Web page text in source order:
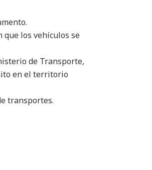
que los vehículos se
de Transporte,
en el territorio
transportes.